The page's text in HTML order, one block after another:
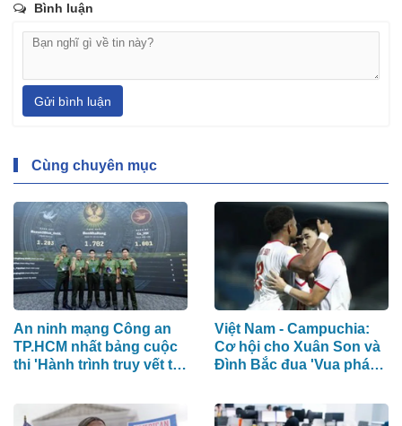
Bình luận
Gửi bình luận
Cùng chuyên mục
An ninh mạng Công an
TP.HCM nhất bảng cuộc
thi 'Hành trình truy vết tội
Việt Nam - Campuchia:
Cơ hội cho Xuân Son và
Đình Bắc đua 'Vua phá